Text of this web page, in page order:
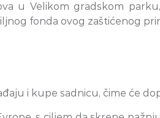
u Velikom gradskom
fonda ovog zaštićenog
i kupe sadnicu, čime će